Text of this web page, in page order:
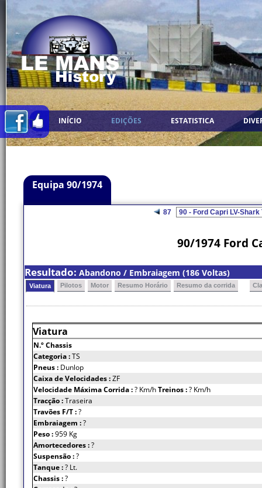
INÍCIO EDIÇÕES ESTATISTICA
Equipa 90/1974
87
90/1974 Ford
Resultado: Abandono / Embraiagem (186 Voltas)
Viatura Pilotos Motor Resumo Horário Resumo da corrida
Viatura
N.º Chassis
Categoria :TS
Pneus : Dunlop
Caixa de Velocidades :ZF
Velocidade Máxima Corrida :? Km/hTreinos :? Km/h
Tracção :Traseira
Travões F/T :?
Embraiagem :?
Peso :959 Kg
Amortecedores :?
Suspensão :?
Tanque :? Lt.
Chassis :?